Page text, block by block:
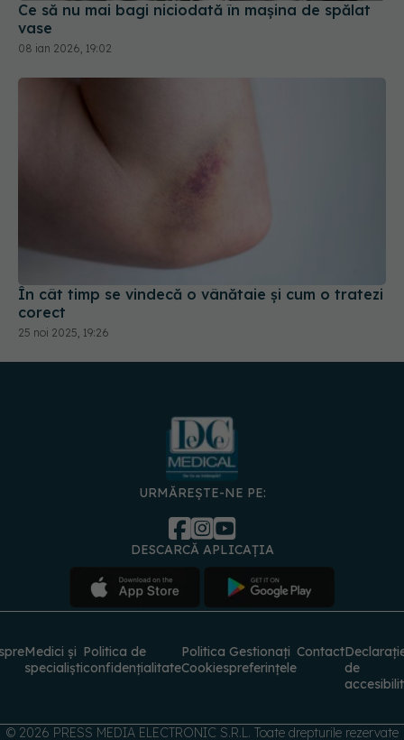
Ce să nu mai bagi niciodată în mașina de spălat
vase
08 ian 2026, 19:02
În cât timp se vindecă o vânătaie și cum o tratezi
corect
25 noi 2025, 19:26
URMĂREȘTE-NE PE:
DESCARCĂ APLICAȚIA
Medici și
specialiști
Politica de
confidențialitate
Politica
Cookies
Gestionați
preferințele
Contact
de
© 2026 PRESS MEDIA ELECTRONIC S.R.L. Toate drepturile rezervate